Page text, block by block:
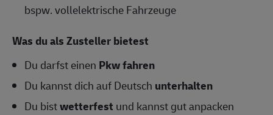
bspw. vollelektrische Fahrzeuge
Was du als Zusteller bietest
Du darfst einen Pkw fahren
Du kannst dich auf Deutsch unterhalten
Du bistwetterfest und kannst gut anpacken